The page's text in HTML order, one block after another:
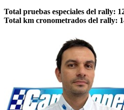
Total pruebas especiales del rally:
Total km cronometrados del rally: